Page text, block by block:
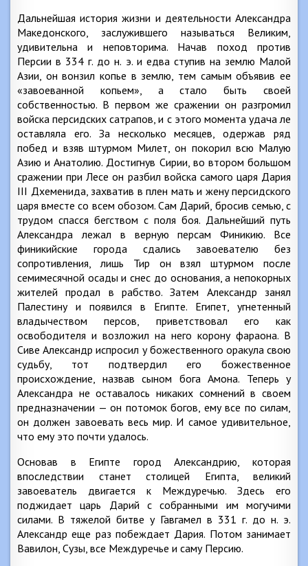
Дальнейшая история жизни и деятельности Александра
Македонского, заслужившего называться Великим,
удивительна и неповторима. Начав поход против
Персии в 334 г. до н. э. и едва ступив на землю Малой
Азии, он вонзил копье в землю, тем самым объявив ее
«завоеванной копьем», а стало быть своей
собственностью. В первом же сражении он разгромил
войска персидских сатрапов, и с этого момента удача ле
оставляла его. За несколько месяцев, одержав ряд
побед и взяв штурмом Милет, он покорил всю Малую
Азию и Анатолию. Достигнув Сирии, во втором большом
сражении при Лесе он разбил войска самого царя Дария
III Дхеменида, захватив в плен мать и жену персидского
царя вместе со всем обозом. Сам Дарий, бросив семью, с
трудом спасся бегством с поля боя. Дальнейший путь
Александра лежал в верную персам Финикию. Все
финикийские города сдались завоевателю без
сопротивления, лишь Тир он взял штурмом после
семимесячной осады и снес до основания, а непокорных
жителей продал в рабство. Затем Александр занял
Палестину и появился в Египте. Египет, угнетенный
владычеством персов, приветствовал его как
освободителя и возложил на него корону фараона. В
Сиве Александр испросил у божественного оракула свою
судьбу, тот подтвердил его божественное
происхождение, назвав сыном бога Амона. Теперь у
Александра не оставалось никаких сомнений в своем
предназначении — он потомок богов, ему все по силам,
он должен завоевать весь мир. И самое удивительное,
что ему это почти удалось.
Основав в Египте город Александрию, которая
впоследствии станет столицей Египта, великий
завоеватель двигается к Междуречью. Здесь его
поджидает царь Дарий с собранными им могучими
силами. В тяжелой битве у Гавгамел в 331 г. до н. э.
Александр еще раз побеждает Дария. Потом занимает
Вавилон, Сузы, все Междуречье и саму Персию.